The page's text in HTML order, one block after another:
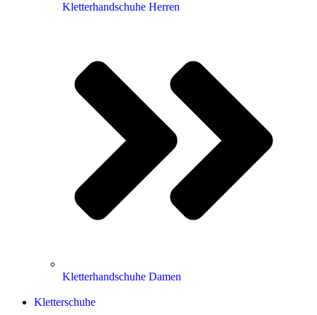
Kletterhandschuhe Herren
Kletterhandschuhe Damen
Kletterschuhe